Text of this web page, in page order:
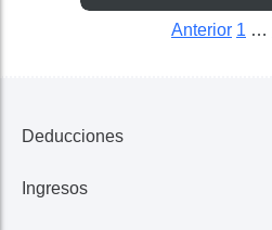
electrónicamente
Anterior 1 …
Deducciones
Familia
Ingresos